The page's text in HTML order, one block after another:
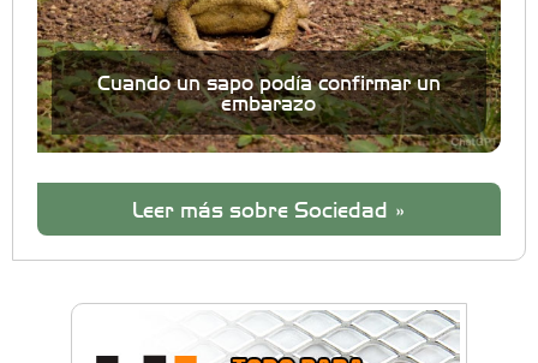
Cuando un sapo podía confirmar un
embarazo
Leer más sobre Sociedad »